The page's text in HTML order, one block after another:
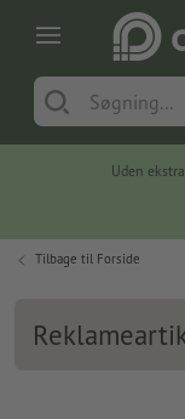
Uden
Tilbage til Forside